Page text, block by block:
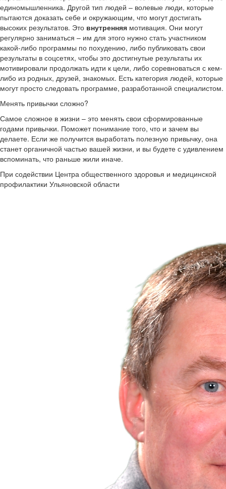
единомышленника. Другой тип людей – волевые люди, которые
пытаются доказать себе и окружающим, что могут достигать
высоких результатов. Это внутренняя мотивация. Они могут
регулярно заниматься – им для этого нужно стать участником
какой-либо программы по похудению, либо публиковать свои
результаты в соцсетях, чтобы это достигнутые результаты их
мотивировали продолжать идти к цели, либо соревноваться с кем-
либо из родных, друзей, знакомых. Есть категория людей, которые
могут просто следовать программе, разработанной специалистом.
Менять привычки сложно?
Самое сложное в жизни – это менять свои сформированные
годами привычки. Поможет понимание того, что и зачем вы
делаете. Если же получится выработать полезную привычку, она
станет органичной частью вашей жизни, и вы будете с удивлением
вспоминать, что раньше жили иначе.
При содействии Центра общественного здоровья и медицинской
профилактики Ульяновской области